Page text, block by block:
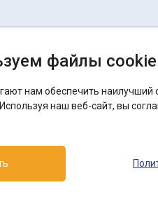
Мы в соцсетях:
Facebook
Поддержка:
Telegram-бот
файлы cookie
нам обеспечить наилучший
наш веб-сайт, вы